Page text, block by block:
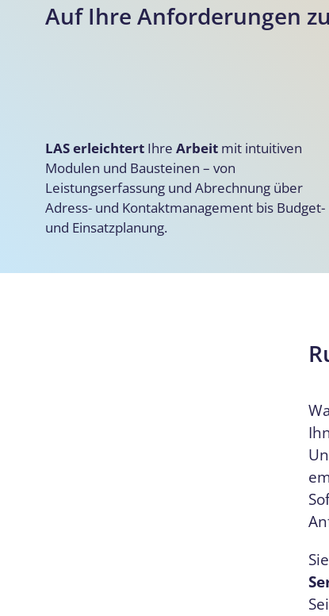
Auf Ihre Anforderungen
LAS erleichtert Ihre Arbeit mit intuitiven
Modulen und Bausteinen – von
Leistungserfassung und Abrechnung über
Adress- und Kontaktmanagement bis Budget-
und Einsatzplanung.